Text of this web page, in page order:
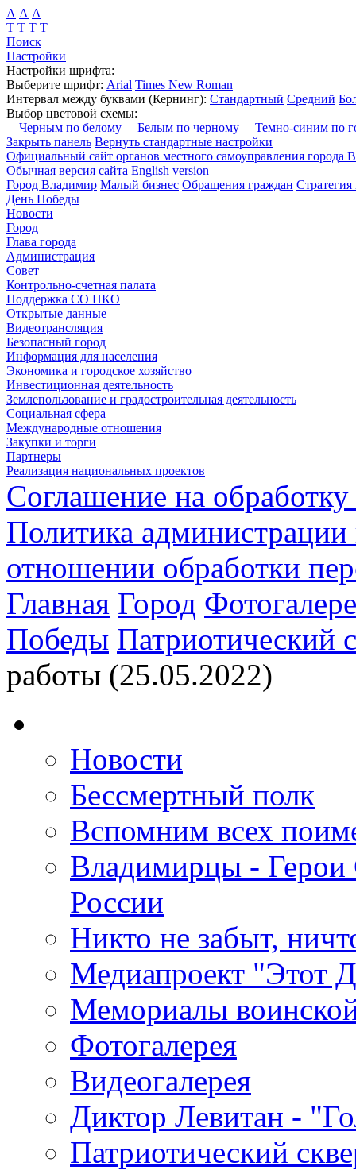
А А А
Т Т Т Т
Поиск
Настройки
Настройки шрифта:
Выберите шрифт: Arial Times New Roman
Интервал между буквами (Кернинг): Стандартный Средний
Выбор цветовой схемы:
—Черным по белому —Белым по черному —Темно-синим по
Закрыть панель Вернуть стандартные настройки
Официальный сайт органов местного самоуправления города
Обычная версия сайта English version
Город Владимир Малый бизнес Обращения граждан Стратегия
День Победы
Новости
Город
Глава города
Администрация
Совет
Контрольно-счетная палата
Поддержка СО НКО
Открытые данные
Видеотрансляция
Безопасный город
Информация для населения
Экономика и городское хозяйство
Инвестиционная деятельность
Землепользование и градостроительная деятельность
Социальная сфера
Международные отношения
Закупки и торги
Партнеры
Реализация национальных проектов
Соглашение на
Политика
отношении обработки
Главная Город
Победы Патриотический
работы (25.05.2022)
Новости
Бессмертный полк
Вспомним всех
Владимирцы - Герои
России
Никто не забыт,
Медиапроект "Этот
Мемориалы
Фотогалерея
Видеогалерея
Диктор Левитан -
Патриотический